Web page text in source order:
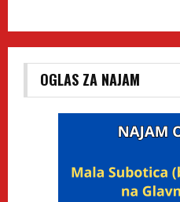
OGLAS ZA NAJAM